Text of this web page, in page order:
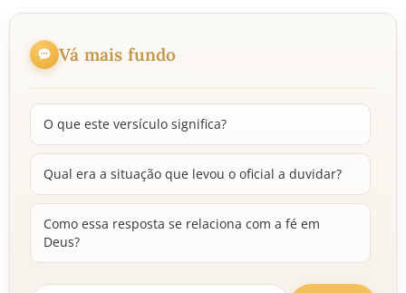
Vá mais fundo
O que este versículo significa?
Qual era a situação que levou o oficial a duvidar?
Como essa resposta se relaciona com a fé em
Deus?